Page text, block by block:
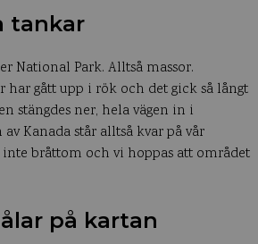
tankar
National Park. Alltså massor.
har gått upp i rök och det gick så långt
stängdes ner, hela vägen in i
Kanada står alltså kvar på vår
bråttom och vi hoppas att området
på kartan